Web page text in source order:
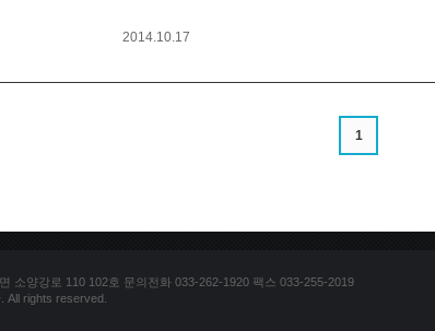
2014.10.17
1
소양강로 110 102호 문의전화 033-262-1920 팩스 033-255-2019
All rights reserved.